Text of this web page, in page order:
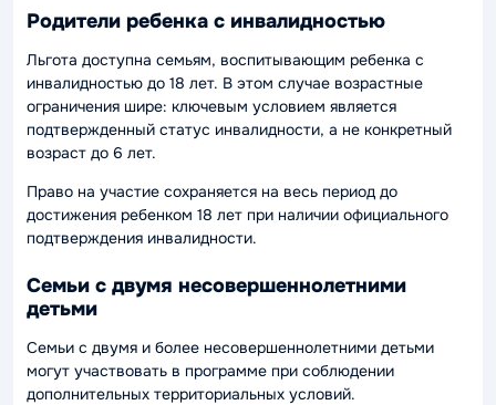
Родители ребенка с инвалидностью
Льгота доступна семьям, воспитывающим ребенка с
инвалидностью до 18 лет. В этом случае возрастные
ограничения шире: ключевым условием является
подтвержденный статус инвалидности, а не конкретный
возраст до 6 лет.
Право на участие сохраняется на весь период до
достижения ребенком 18 лет при наличии официального
подтверждения инвалидности.
Семьи с двумя несовершеннолетними
детьми
Семьи с двумя и более несовершеннолетними детьми
могут участвовать в программе при соблюдении
дополнительных территориальных условий.